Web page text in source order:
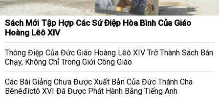
Sách Mới Tập Hợp Các Sứ Điệp Hòa Bình Của Giáo
Hoàng Lêô XIV
Thông Điệp Của Đức Giáo Hoàng Lêô XIV Trở Thành Sách Bán
Chạy, Không Chỉ Trong Giới Công Giáo
Các Bài Giảng Chưa Được Xuất Bản Của Đức Thánh Cha
Bênêđíctô XVI Đã Được Phát Hành Bằng Tiếng Anh